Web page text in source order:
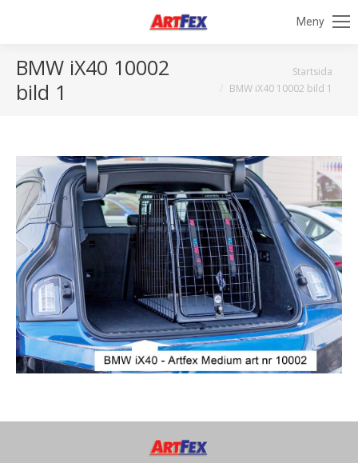
Meny
BMW iX40 10002
bild 1
Startsida
BMW iX40 10002 bild 1